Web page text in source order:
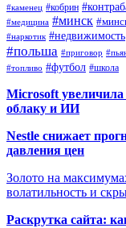
#каменец #кобрин
#медицина #минск
#наркотик #недвижимость
#польша #приговор
#топливо #футбол #школа
Microsoft
облаку и ИИ
Nestle снижает
давления цен
Золото на
волатильность и
Раскрутка сайта: